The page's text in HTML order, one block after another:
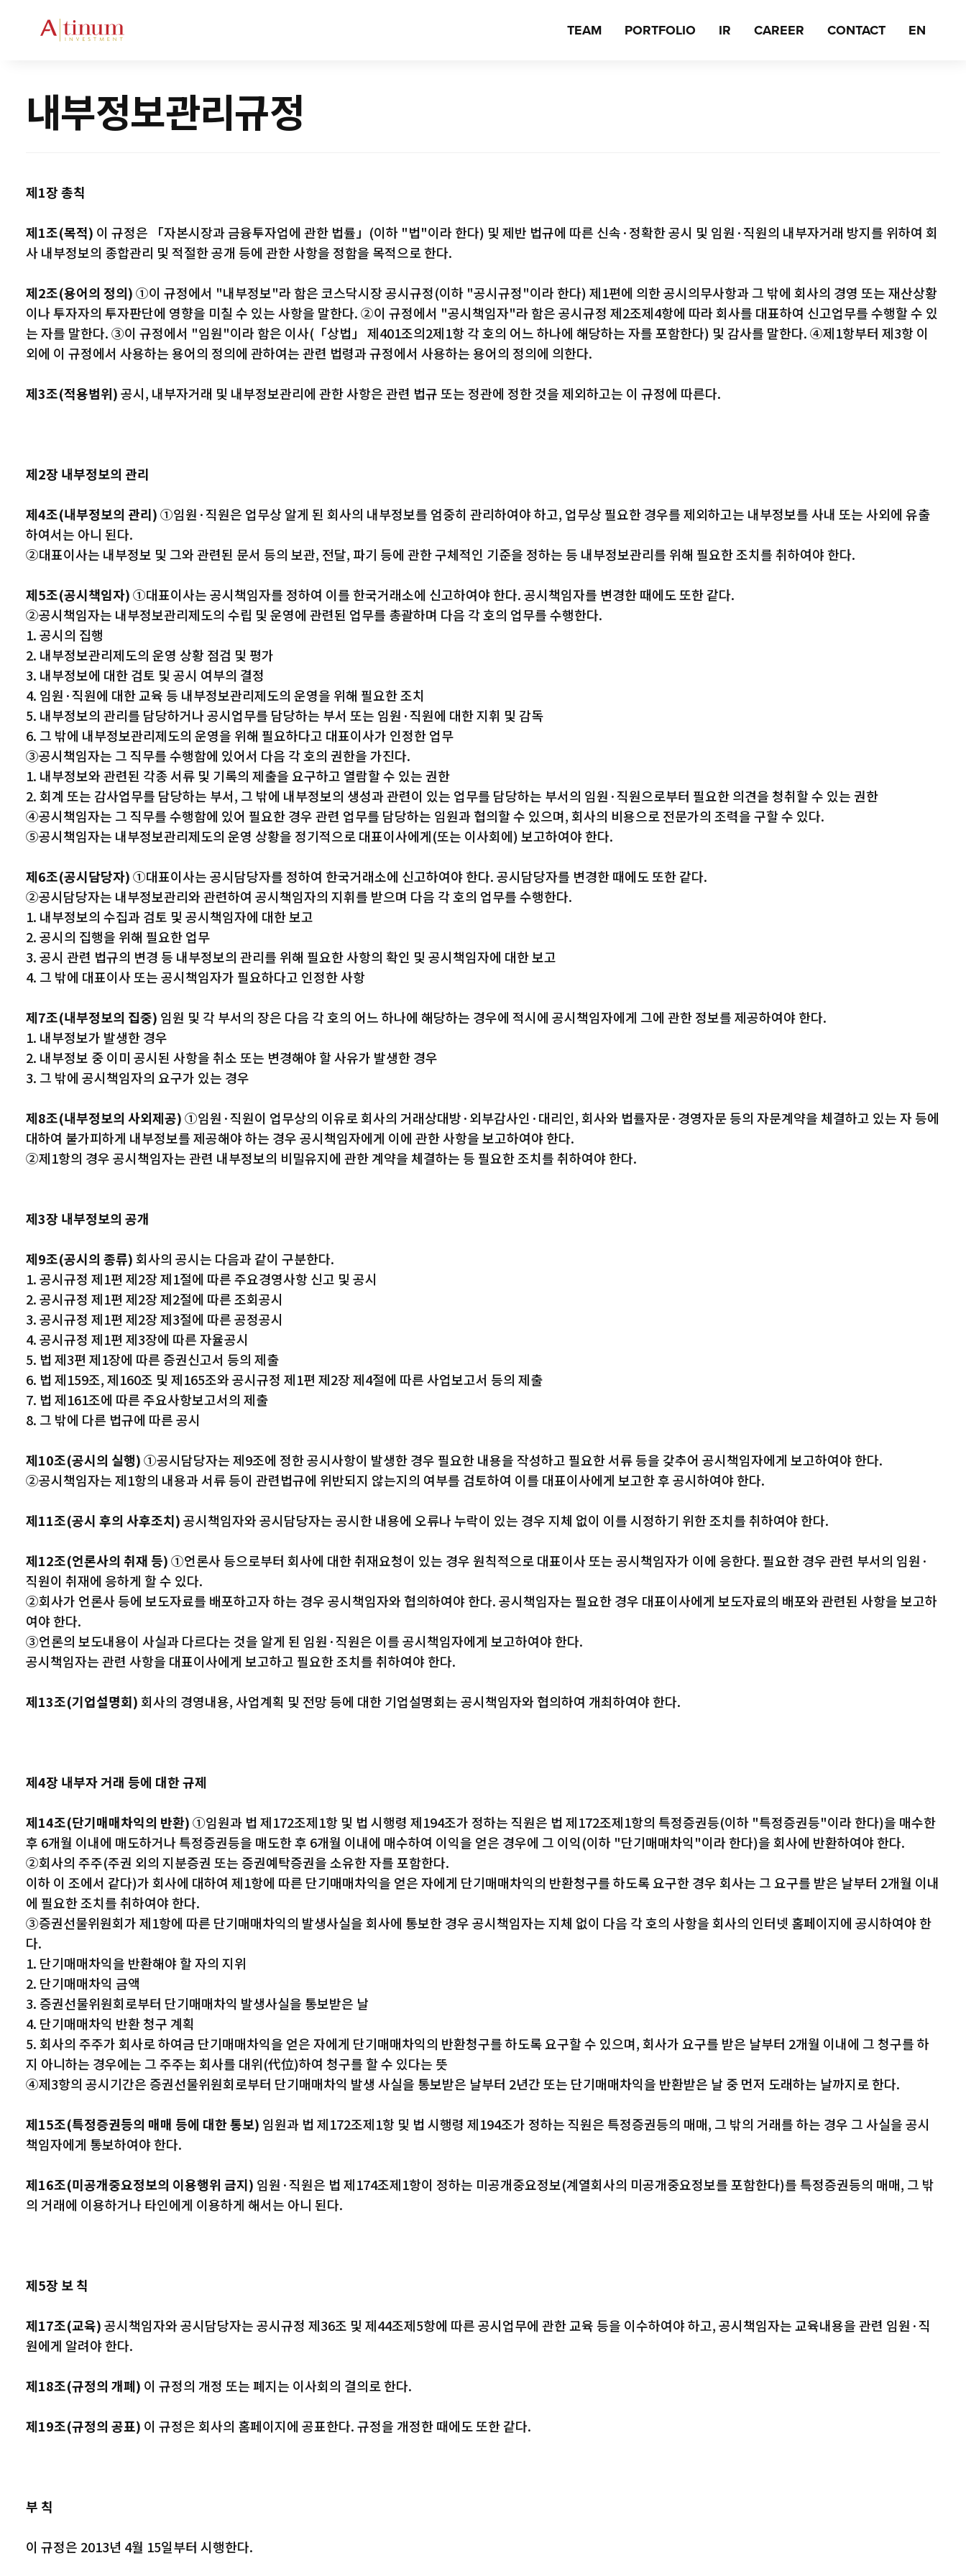
TEAM PORTFOLIO IR CAREER CONTACT EN
내부정보관리규정
제1장 총칙
제1조(목적) 이 규정은 「자본시장과 금융투자업에 관한 법률」(이하 "법"이라 한다) 및 제반 법규에 따른 신속·정확한 공시 및 임원·직원의 내부자거래 방지를 위하여 회
사 내부정보의 종합관리 및 적절한 공개 등에 관한 사항을 정함을 목적으로 한다.
제2조(용어의 정의)①이 규정에서 "내부정보"라 함은 코스닥시장 공시규정(이하 "공시규정"이라 한다) 제1편에 의한 공시의무사항과 그 밖에 회사의 경영 또는 재산상황
이나 투자자의 투자판단에 영향을 미칠 수 있는 사항을 말한다. ②이 규정에서 "공시책임자"라 함은 공시규정 제2조제4항에 따라 회사를 대표하여 신고업무를 수행할 수 있
는 자를 말한다. ③이 규정에서 "임원"이라 함은 이사(「상법」 제401조의2제1항 각 호의 어느 하나에 해당하는 자를 포함한다) 및 감사를 말한다. ④제1항부터 제3항 이
외에 이 규정에서 사용하는 용어의 정의에 관하여는 관련 법령과 규정에서 사용하는 용어의 정의에 의한다.
제3조(적용범위)공시, 내부자거래 및 내부정보관리에 관한 사항은 관련 법규 또는 정관에 정한 것을 제외하고는 이 규정에 따른다.
제2장 내부정보의 관리
제4조(내부정보의 관리)①임원·직원은 업무상 알게 된 회사의 내부정보를 엄중히 관리하여야 하고, 업무상 필요한 경우를 제외하고는 내부정보를 사내 또는 사외에 유출
하여서는 아니 된다.
②대표이사는 내부정보 및 그와 관련된 문서 등의 보관, 전달, 파기 등에 관한 구체적인 기준을 정하는 등 내부정보관리를 위해 필요한 조치를 취하여야 한다.
제5조(공시책임자)①대표이사는 공시책임자를 정하여 이를 한국거래소에 신고하여야 한다. 공시책임자를 변경한 때에도 또한 같다.
②공시책임자는 내부정보관리제도의 수립 및 운영에 관련된 업무를 총괄하며 다음 각 호의 업무를 수행한다.
1. 공시의 집행
2. 내부정보관리제도의 운영 상황 점검 및 평가
3. 내부정보에 대한 검토 및 공시 여부의 결정
4. 임원·직원에 대한 교육 등 내부정보관리제도의 운영을 위해 필요한 조치
5. 내부정보의 관리를 담당하거나 공시업무를 담당하는 부서 또는 임원·직원에 대한 지휘 및 감독
6. 그 밖에 내부정보관리제도의 운영을 위해 필요하다고 대표이사가 인정한 업무
③공시책임자는 그 직무를 수행함에 있어서 다음 각 호의 권한을 가진다.
1. 내부정보와 관련된 각종 서류 및 기록의 제출을 요구하고 열람할 수 있는 권한
2. 회계 또는 감사업무를 담당하는 부서, 그 밖에 내부정보의 생성과 관련이 있는 업무를 담당하는 부서의 임원·직원으로부터 필요한 의견을 청취할 수 있는 권한
④공시책임자는 그 직무를 수행함에 있어 필요한 경우 관련 업무를 담당하는 임원과 협의할 수 있으며, 회사의 비용으로 전문가의 조력을 구할 수 있다.
⑤공시책임자는 내부정보관리제도의 운영 상황을 정기적으로 대표이사에게(또는 이사회에) 보고하여야 한다.
제6조(공시담당자)①대표이사는 공시담당자를 정하여 한국거래소에 신고하여야 한다. 공시담당자를 변경한 때에도 또한 같다.
②공시담당자는 내부정보관리와 관련하여 공시책임자의 지휘를 받으며 다음 각 호의 업무를 수행한다.
1. 내부정보의 수집과 검토 및 공시책임자에 대한 보고
2. 공시의 집행을 위해 필요한 업무
3. 공시 관련 법규의 변경 등 내부정보의 관리를 위해 필요한 사항의 확인 및 공시책임자에 대한 보고
4. 그 밖에 대표이사 또는 공시책임자가 필요하다고 인정한 사항
제7조(내부정보의 집중) 임원 및 각 부서의 장은 다음 각 호의 어느 하나에 해당하는 경우에 적시에 공시책임자에게 그에 관한 정보를 제공하여야 한다.
1. 내부정보가 발생한 경우
2. 내부정보 중 이미 공시된 사항을 취소 또는 변경해야 할 사유가 발생한 경우
3. 그 밖에 공시책임자의 요구가 있는 경우
제8조(내부정보의 사외제공)①임원·직원이 업무상의 이유로 회사의 거래상대방·외부감사인·대리인, 회사와 법률자문·경영자문 등의 자문계약을 체결하고 있는 자 등에
대하여 불가피하게 내부정보를 제공해야 하는 경우 공시책임자에게 이에 관한 사항을 보고하여야 한다.
②제1항의 경우 공시책임자는 관련 내부정보의 비밀유지에 관한 계약을 체결하는 등 필요한 조치를 취하여야 한다.
제3장 내부정보의 공개
제9조(공시의 종류)회사의 공시는 다음과 같이 구분한다.
1. 공시규정 제1편 제2장 제1절에 따른 주요경영사항 신고 및 공시
2. 공시규정 제1편 제2장 제2절에 따른 조회공시
3. 공시규정 제1편 제2장 제3절에 따른 공정공시
4. 공시규정 제1편 제3장에 따른 자율공시
5. 법 제3편 제1장에 따른 증권신고서 등의 제출
6. 법 제159조, 제160조 및 제165조와 공시규정 제1편 제2장 제4절에 따른 사업보고서 등의 제출
7. 법 제161조에 따른 주요사항보고서의 제출
8. 그 밖에 다른 법규에 따른 공시
제10조(공시의 실행)①공시담당자는 제9조에 정한 공시사항이 발생한 경우 필요한 내용을 작성하고 필요한 서류 등을 갖추어 공시책임자에게 보고하여야 한다.
②공시책임자는 제1항의 내용과 서류 등이 관련법규에 위반되지 않는지의 여부를 검토하여 이를 대표이사에게 보고한 후 공시하여야 한다.
제11조(공시 후의 사후조치)공시책임자와 공시담당자는 공시한 내용에 오류나 누락이 있는 경우 지체 없이 이를 시정하기 위한 조치를 취하여야 한다.
제12조(언론사의 취재 등)①언론사 등으로부터 회사에 대한 취재요청이 있는 경우 원칙적으로 대표이사 또는 공시책임자가 이에 응한다. 필요한 경우 관련 부서의 임원·
직원이 취재에 응하게 할 수 있다.
②회사가 언론사 등에 보도자료를 배포하고자 하는 경우 공시책임자와 협의하여야 한다. 공시책임자는 필요한 경우 대표이사에게 보도자료의 배포와 관련된 사항을 보고하
여야 한다.
③언론의 보도내용이 사실과 다르다는 것을 알게 된 임원·직원은 이를 공시책임자에게 보고하여야 한다.
공시책임자는 관련 사항을 대표이사에게 보고하고 필요한 조치를 취하여야 한다.
제13조(기업설명회)회사의 경영내용, 사업계획 및 전망 등에 대한 기업설명회는 공시책임자와 협의하여 개최하여야 한다.
제4장 내부자 거래 등에 대한 규제
제14조(단기매매차익의 반환)①임원과 법 제172조제1항 및 법 시행령 제194조가 정하는 직원은 법 제172조제1항의 특정증권등(이하 "특정증권등"이라 한다)을 매수한
후 6개월 이내에 매도하거나 특정증권등을 매도한 후 6개월 이내에 매수하여 이익을 얻은 경우에 그 이익(이하 "단기매매차익"이라 한다)을 회사에 반환하여야 한다.
②회사의 주주(주권 외의 지분증권 또는 증권예탁증권을 소유한 자를 포함한다.
이하 이 조에서 같다)가 회사에 대하여 제1항에 따른 단기매매차익을 얻은 자에게 단기매매차익의 반환청구를 하도록 요구한 경우 회사는 그 요구를 받은 날부터 2개월 이내
에 필요한 조치를 취하여야 한다.
③증권선물위원회가 제1항에 따른 단기매매차익의 발생사실을 회사에 통보한 경우 공시책임자는 지체 없이 다음 각 호의 사항을 회사의 인터넷 홈페이지에 공시하여야 한
다.
1. 단기매매차익을 반환해야 할 자의 지위
2. 단기매매차익 금액
3. 증권선물위원회로부터 단기매매차익 발생사실을 통보받은 날
4. 단기매매차익 반환 청구 계획
5. 회사의 주주가 회사로 하여금 단기매매차익을 얻은 자에게 단기매매차익의 반환청구를 하도록 요구할 수 있으며, 회사가 요구를 받은 날부터 2개월 이내에 그 청구를 하
지 아니하는 경우에는 그 주주는 회사를 대위(代位)하여 청구를 할 수 있다는 뜻
④제3항의 공시기간은 증권선물위원회로부터 단기매매차익 발생 사실을 통보받은 날부터 2년간 또는 단기매매차익을 반환받은 날 중 먼저 도래하는 날까지로 한다.
제15조(특정증권등의 매매 등에 대한 통보) 임원과 법 제172조제1항 및 법 시행령 제194조가 정하는 직원은 특정증권등의 매매, 그 밖의 거래를 하는 경우 그 사실을 공시
책임자에게 통보하여야 한다.
제16조(미공개중요정보의 이용행위 금지) 임원·직원은 법 제174조제1항이 정하는 미공개중요정보(계열회사의 미공개중요정보를 포함한다)를 특정증권등의 매매, 그 밖
의 거래에 이용하거나 타인에게 이용하게 해서는 아니 된다.
제5장 보 칙
제17조(교육)공시책임자와 공시담당자는 공시규정 제36조 및 제44조제5항에 따른 공시업무에 관한 교육 등을 이수하여야 하고, 공시책임자는 교육내용을 관련 임원·직
원에게 알려야 한다.
제18조(규정의 개폐) 이 규정의 개정 또는 폐지는 이사회의 결의로 한다.
제19조(규정의 공표) 이 규정은 회사의 홈페이지에 공표한다. 규정을 개정한 때에도 또한 같다.
부 칙
이 규정은 2013년 4월 15일부터 시행한다.